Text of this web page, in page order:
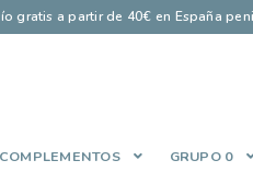
gratis a partir de 40€ en España
COMPLEMENTOS GRUPO 0